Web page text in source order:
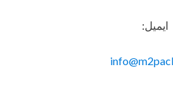
ايميل: